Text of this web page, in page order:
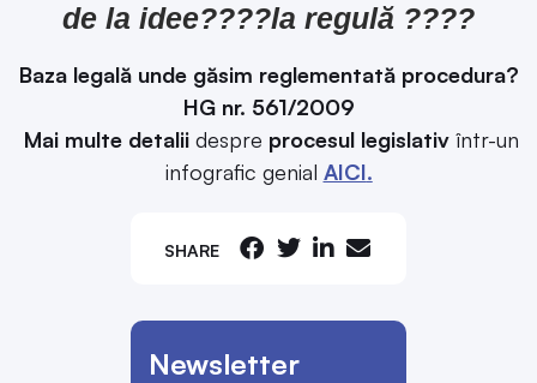
SHARE
Newsletter
de la idee????la regulă ????
Baza legală unde găsim reglementată procedura?
HG nr. 561/2009
Mai multe detalii despre procesul legislativ într-un
infografic genial AICI.